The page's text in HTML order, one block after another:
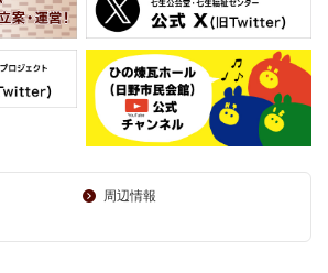
周辺情報